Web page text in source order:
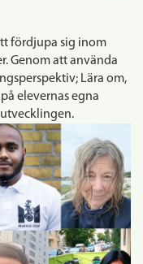
fördjupa sig inom
Genom att använda
Lära om,
elevernas egna